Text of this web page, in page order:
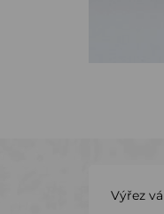
Výřez